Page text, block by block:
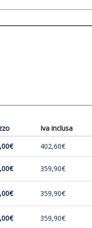
Iva inclusa
402,60€
359,90€
359,90€
359,90€